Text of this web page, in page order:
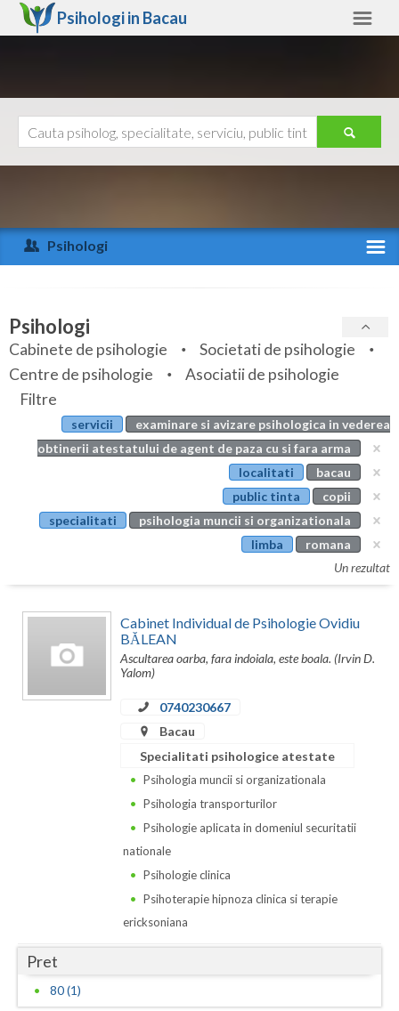
Psihologi in Bacau
Arad
Arges
Bihor
Bistrita-Nasaud
Botosani
Braila
Bucuresti
Calarasi
Constanta
Harghita
Hunedoara
Ajutor
Psihologi
Specialitati
Servicii
Articole
Evenimente
Psihologi
Cabinete de psihologie
Societati de psihologie
Centre de psihologie
Asociatii de psihologie
Filtre
servicii
examinare si avizare psihologica in vederea
obtinerii atestatului de agent de paza cu si fara arma
localitati
bacau
public tinta
copii
specialitati
psihologia muncii si organizationala
limba
romana
Un rezultat
Cabinet Individual de Psihologie Ovidiu
BĂLEAN
Ascultarea oarba, fara indoiala, este boala. (Irvin D.
Yalom)
0740230667
Bacau
Specialitati psihologice atestate
Psihologia muncii si organizationala
Psihologia transporturilor
Psihologie aplicata in domeniul securitatii
nationale
Psihologie clinica
Psihoterapie hipnoza clinica si terapie
ericksoniana
Pret
80 (1)